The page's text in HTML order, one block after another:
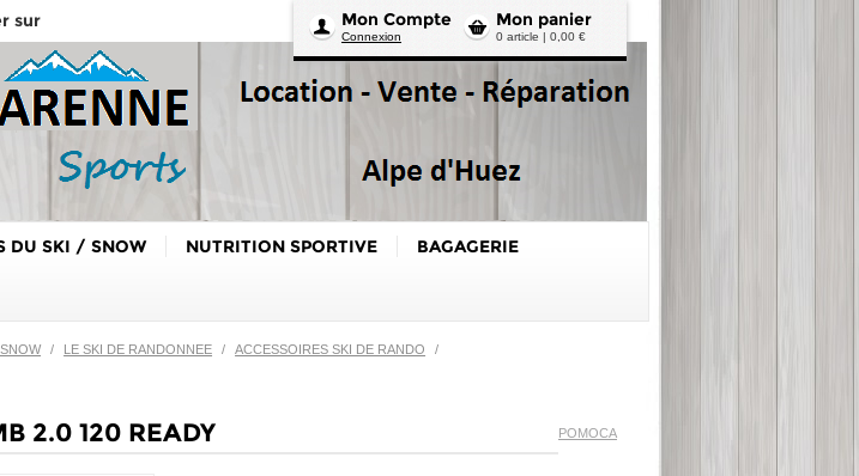
Mon panier
0 article | 0,00 €
Mon Compte
Connexion
sur
DU SKI / SNOW NUTRITION SPORTIVE BAGAGERIE
/ LE SKI DE RANDONNEE / ACCESSOIRES SKI DE RANDO
/
POMOCA
2.0 120 READY